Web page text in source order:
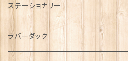
シンボル
ステーショナリー
ラバーダック